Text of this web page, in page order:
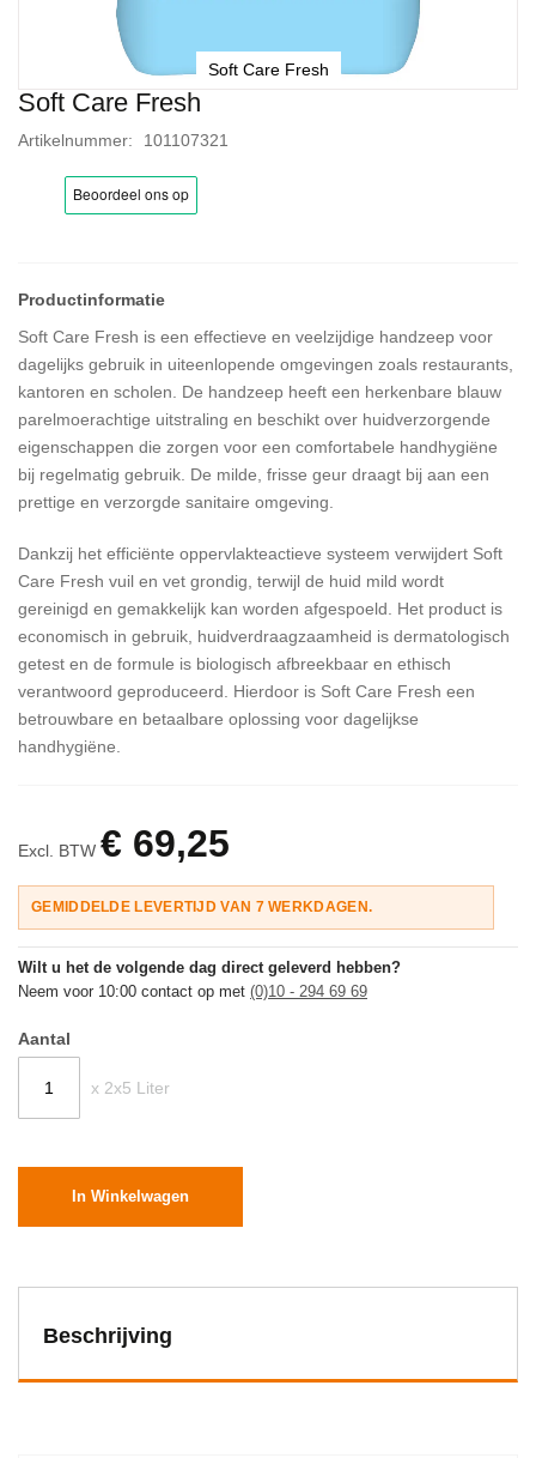
Soft Care Fresh
Artikelnummer 101107321
Soft Care Fresh is een effectieve en veelzijdige handzeep voor
dagelijks gebruik in uiteenlopende omgevingen zoals restaurants,
kantoren en scholen. De handzeep heeft een herkenbare blauw
parelmoerachtige uitstraling en beschikt over huidverzorgende
eigenschappen die zorgen voor een comfortabele handhygiëne
bij regelmatig gebruik. De milde, frisse geur draagt bij aan een
prettige en verzorgde sanitaire omgeving.
Dankzij het efficiënte oppervlakteactieve systeem verwijdert Soft
Care Fresh vuil en vet grondig, terwijl de huid mild wordt
gereinigd en gemakkelijk kan worden afgespoeld. Het product is
economisch in gebruik, huidverdraagzaamheid is dermatologisch
getest en de formule is biologisch afbreekbaar en ethisch
verantwoord geproduceerd. Hierdoor is Soft Care Fresh een
betrouwbare en betaalbare oplossing voor dagelijkse
handhygiëne.
Excl. BTW € 69,25
GEMIDDELDE LEVERTIJD VAN 7 WERKDAGEN.
Wilt u het de volgende dag direct geleverd hebben?
Neem voor 10:00 contact op met (0)10 - 294 69 69
Aantal
x 2x5 Liter
In Winkelwagen
Soft Care Fresh
Ga
het
Beschrijving